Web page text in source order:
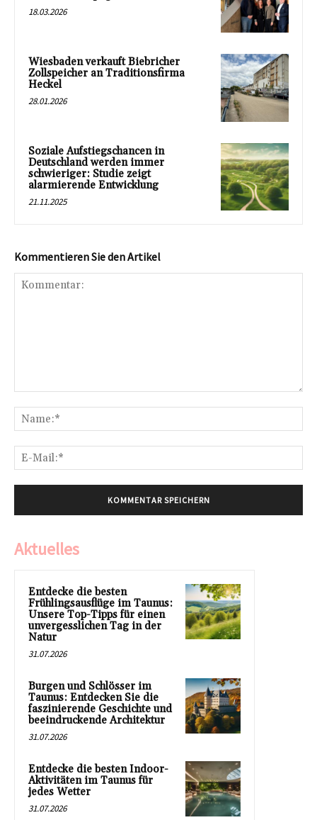
18.03.2026
Wiesbaden verkauft Biebricher
Zollspeicher an Traditionsfirma
Heckel
28.01.2026
Soziale Aufstiegschancen in
Deutschland werden immer
schwieriger: Studie zeigt
alarmierende Entwicklung
21.11.2025
Kommentieren Sie den Artikel
Aktuelles
Entdecke die besten
Frühlingsausflüge im Taunus:
Unsere Top-Tipps für einen
unvergesslichen Tag in der
Natur
31.07.2026
Burgen und Schlösser im
Taunus: Entdecken Sie die
faszinierende Geschichte und
beeindruckende Architektur
31.07.2026
Entdecke die besten Indoor-
Aktivitäten im Taunus für
jedes Wetter
31.07.2026